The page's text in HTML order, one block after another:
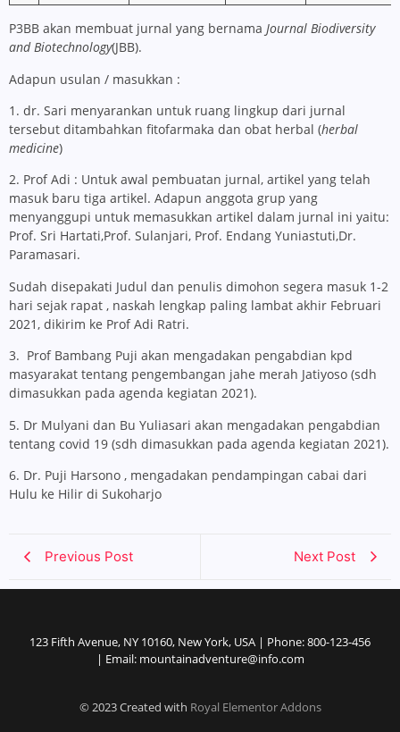
P3BB akan membuat jurnal yang bernama Journal Biodiversity
and Biotechnology(JBB).
Adapun usulan / masukkan :
1. dr. Sari menyarankan untuk ruang lingkup dari jurnal
tersebut ditambahkan fitofarmaka dan obat herbal (herbal
medicine)
2. Prof Adi : Untuk awal pembuatan jurnal, artikel yang telah
masuk baru tiga artikel. Adapun anggota grup yang
menyanggupi untuk memasukkan artikel dalam jurnal ini yaitu:
Prof. Sri Hartati,Prof. Sulanjari, Prof. Endang Yuniastuti,Dr.
Paramasari.
Sudah disepakati Judul dan penulis dimohon segera masuk 1-2
hari sejak rapat , naskah lengkap paling lambat akhir Februari
2021, dikirim ke Prof Adi Ratri.
3. Prof Bambang Puji akan mengadakan pengabdian kpd
masyarakat tentang pengembangan jahe merah Jatiyoso (sdh
dimasukkan pada agenda kegiatan 2021).
5. Dr Mulyani dan Bu Yuliasari akan mengadakan pengabdian
tentang covid 19 (sdh dimasukkan pada agenda kegiatan 2021).
6. Dr. Puji Harsono , mengadakan pendampingan cabai dari
Hulu ke Hilir di Sukoharjo
Previous Post Next Post
123 Fifth Avenue, NY 10160, New York, USA | Phone: 800-123-456
| Email: mountainadventure@info.com
© 2023 Created with Royal Elementor Addons